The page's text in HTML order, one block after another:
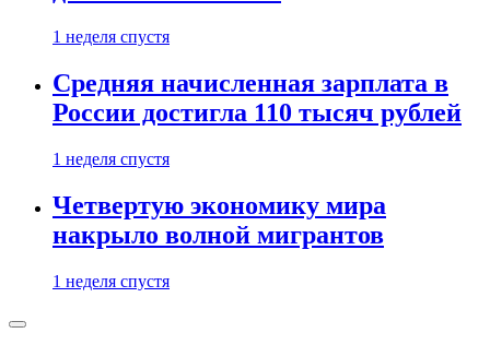
1 неделя спустя
Средняя начисленная зарплата в
России достигла 110 тысяч рублей
1 неделя спустя
Четвертую экономику мира
накрыло волной мигрантов
1 неделя спустя